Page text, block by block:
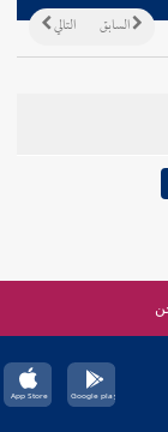
التالي السابق